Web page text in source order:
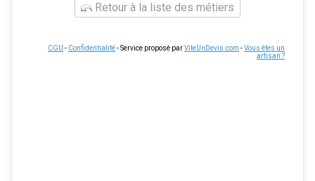
Retour à la liste des métiers
CGU - Confidentialité- Service proposé parViteUnDevis.com -Vous êtes un
artisan ?